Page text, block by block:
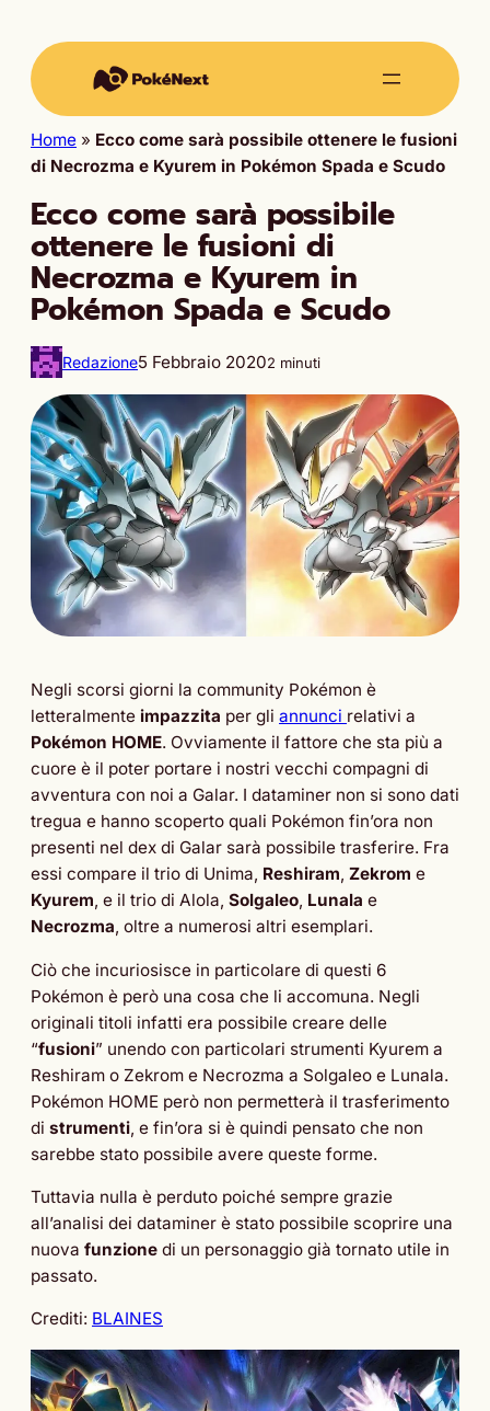
Home » Ecco come sarà possibile ottenere le fusioni
di Necrozma e Kyurem in Pokémon Spada e Scudo
Ecco come sarà possibile
ottenere le fusioni di
Necrozma e Kyurem in
Pokémon Spada e Scudo
Redazione5 Febbraio 20202 minuti
Negli scorsi giorni la community Pokémon è
letteralmente impazzita per gli annunci relativi a
Pokémon HOME. Ovviamente il fattore che sta più a
cuore è il poter portare i nostri vecchi compagni di
avventura con noi a Galar. I dataminer non si sono dati
tregua e hanno scoperto quali Pokémon fin’ora non
presenti nel dex di Galar sarà possibile trasferire. Fra
essi compare il trio di Unima, Reshiram, Zekrom e
Kyurem, e il trio di Alola, Solgaleo, Lunala e
Necrozma, oltre a numerosi altri esemplari.
Ciò che incuriosisce in particolare di questi 6
Pokémon è però una cosa che li accomuna. Negli
originali titoli infatti era possibile creare delle
“fusioni” unendo con particolari strumenti Kyurem a
Reshiram o Zekrom e Necrozma a Solgaleo e Lunala.
Pokémon HOME però non permetterà il trasferimento
di strumenti, e fin’ora si è quindi pensato che non
sarebbe stato possibile avere queste forme.
Tuttavia nulla è perduto poiché sempre grazie
all’analisi dei dataminer è stato possibile scoprire una
nuova funzione di un personaggio già tornato utile in
passato.
Crediti: BLAINES